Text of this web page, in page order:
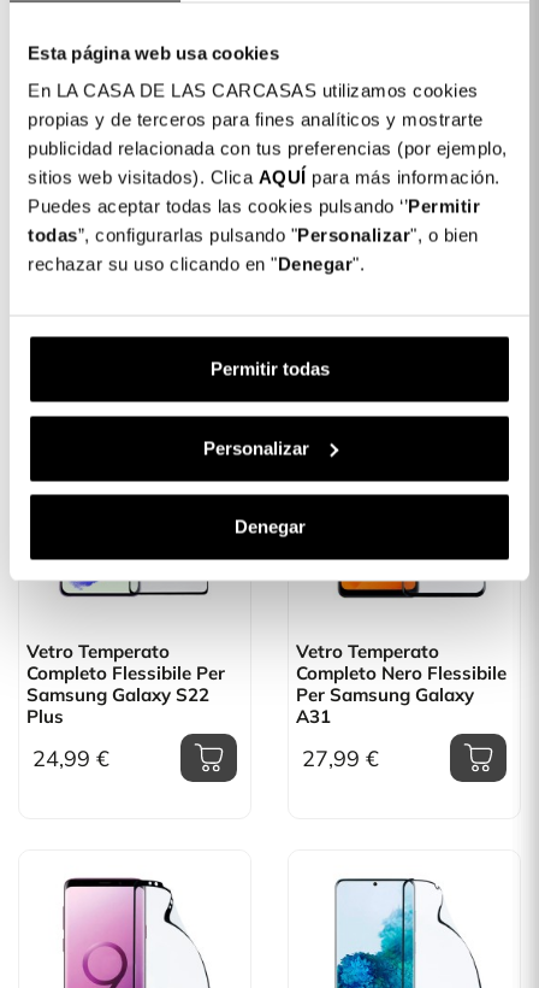
Esta página web usa cookies
En LA CASA DE LAS CARCASAS utilizamos cookies
propias y de terceros para fines analíticos y mostrarte
publicidad relacionada con tus preferencias (por ejemplo,
sitios web visitados). Clica AQUÍ para más información.
Puedes aceptar todas las cookies pulsando ‘’Permitir
todas”, configurarlas pulsando "Personalizar", o bien
rechazar su uso clicando en "Denegar".
Permitir todas
Personalizar
Denegar
Vetro Temperato
Completo Flessibile Per
Samsung Galaxy A73 5G
24,99 €
Vetro Temperato
Completo Flessibile Per
Samsung Galaxy S22
Ultra
Vetro Temperato
Completo Flessibile Per
Samsung Galaxy S22
Plus
24,99 €
Vetro Temperato
Completo Nero Flessibile
Per Samsung Galaxy
A31
27,99 €